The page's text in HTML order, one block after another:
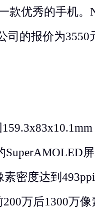
款优秀的手机。
司的报价为3550
SuperAMOLED
素密度达到
万后1300万像